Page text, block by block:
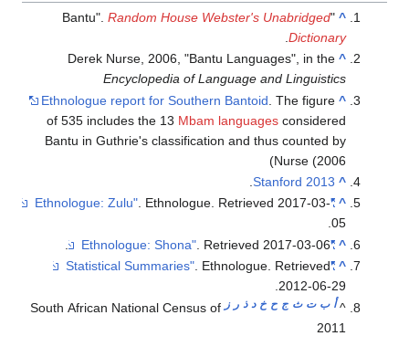
^
"Bantu".
Random House Webster's Unabridged
Dictionary
.
^
Derek Nurse, 2006, "Bantu Languages", in the
Encyclopedia of Language and Linguistics
^
Ethnologue report for Southern Bantoid . The figure
of 535 includes the 13 Mbam languages considered
Bantu in Guthrie's classification and thus counted by
Nurse (2006)
^
Stanford 2013
.
^
"Ethnologue: Zulu"
. Ethnologue. Retrieved2017-03-
05
.
^
"Ethnologue: Shona"
. Retrieved 2017-03-06
.
^
"Statistical Summaries"
. Ethnologue. Retrieved
2012-06-29
.
^أ ب ت ث ج ح خ د ذ ر ز
South African National Census of
2011